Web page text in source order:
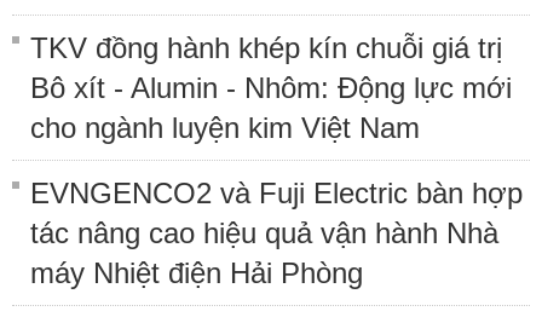
TKV đồng hành khép kín chuỗi giá trị
Bô xít - Alumin - Nhôm: Động lực mới
cho ngành luyện kim Việt Nam
EVNGENCO2 và Fuji Electric bàn hợp
tác nâng cao hiệu quả vận hành Nhà
máy Nhiệt điện Hải Phòng